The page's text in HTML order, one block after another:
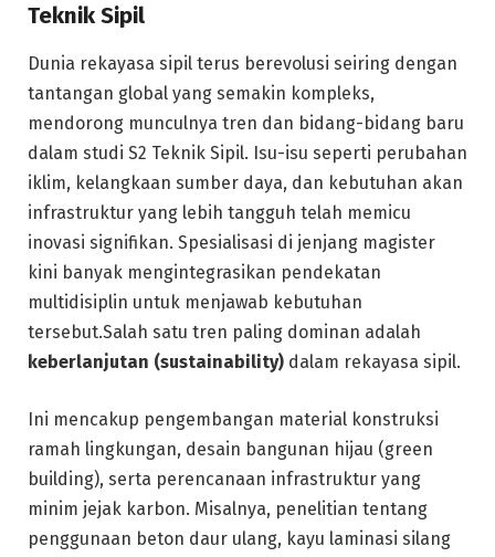
Teknik Sipil
Dunia rekayasa sipil terus berevolusi seiring dengan
tantangan global yang semakin kompleks,
mendorong munculnya tren dan bidang-bidang baru
dalam studi S2 Teknik Sipil. Isu-isu seperti perubahan
iklim, kelangkaan sumber daya, dan kebutuhan akan
infrastruktur yang lebih tangguh telah memicu
inovasi signifikan. Spesialisasi di jenjang magister
kini banyak mengintegrasikan pendekatan
multidisiplin untuk menjawab kebutuhan
tersebut.Salah satu tren paling dominan adalah
keberlanjutan (sustainability) dalam rekayasa sipil.
Ini mencakup pengembangan material konstruksi
ramah lingkungan, desain bangunan hijau (green
building), serta perencanaan infrastruktur yang
minim jejak karbon. Misalnya, penelitian tentang
penggunaan beton daur ulang, kayu laminasi silang